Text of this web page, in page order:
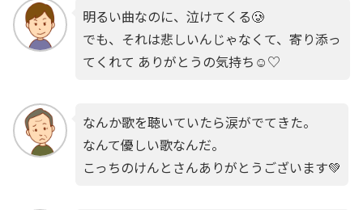
明るい曲なのに、泣けてくる🥲
でも、それは悲しいんじゃなくて、寄り添っ
てくれて ありがとうの気持ち☺️♡
なんか歌を聴いていたら涙がでてきた。
なんて優しい歌なんだ。
こっちのけんとさんありがとうございます💚